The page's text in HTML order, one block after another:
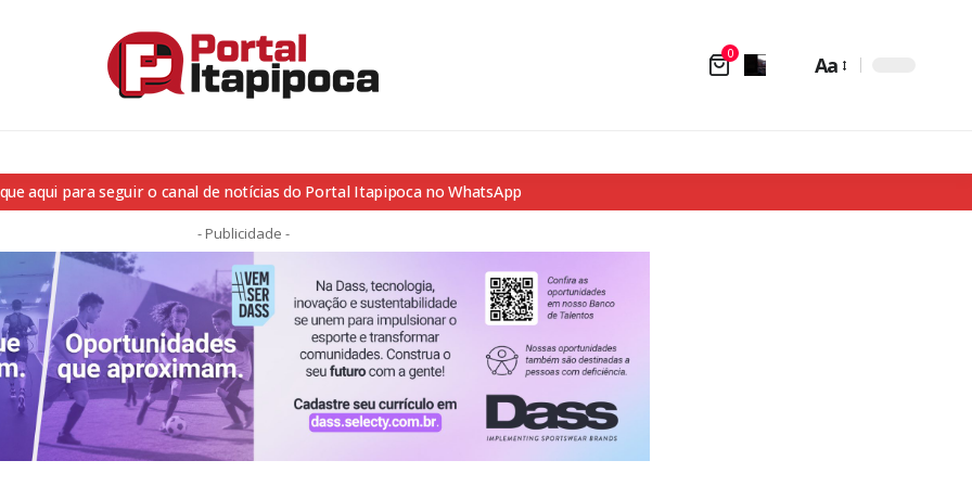
0 Aa
aqui para seguir o canal de notícias do Portal Itapipoca no WhatsApp
- Publicidade -